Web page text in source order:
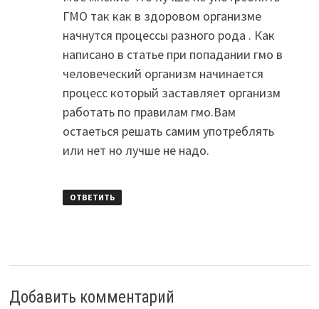
ГМО так как в здоровом организме
начнутся процессы разного рода . Как
написано в статье при попадании гмо в
человеческий организм начинается
процесс который заставляет организм
работать по правилам гмо.Вам
остаеться решать самим употреблять
или нет но лучше не надо.
ОТВЕТИТЬ
Добавить комментарий